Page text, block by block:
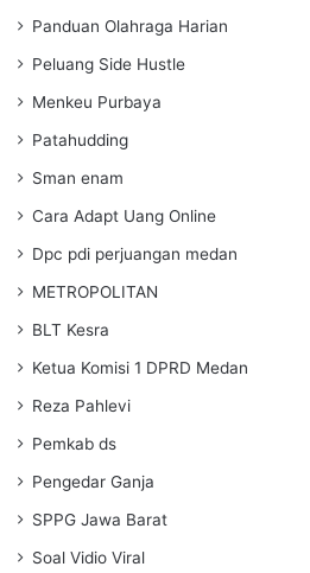
Panduan Olahraga Harian
Peluang Side Hustle
Menkeu Purbaya
Patahudding
Sman enam
Cara Adapt Uang Online
Dpc pdi perjuangan medan
METROPOLITAN
BLT Kesra
Ketua Komisi 1 DPRD Medan
Reza Pahlevi
Pemkab ds
Pengedar Ganja
SPPG Jawa Barat
Soal Vidio Viral